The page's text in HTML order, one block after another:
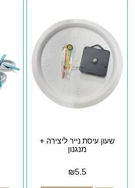
שעון עיסת נייר ליצירה +
מנגנון
₪5.5